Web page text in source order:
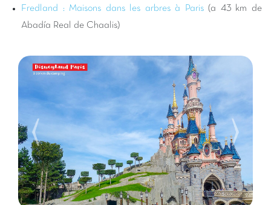
Más allá de la Abadía de Chaalis, la región alrededor de
vacaciones. Explore el
Parque Astérix
para emociones
garantizadas, o sumérjase en el mundo mágico de Disneyland
París, ambos fácilmente accesibles desde nuestros campings.
Los amantes de la naturaleza podrán disfrutar de los
numerosos bosques circundantes para paseos a pie o en
bicicleta, mientras que los apasionados de la historia podrán
visitar otros castillos y museos. Ya sea que busque aventura,
cultura o simplemente relajación, una estancia en un camping
Capfun cerca de la Abadía Real de Chaalis promete
recuerdos inolvidables para toda la familia.
Fredland : Maisons dans les arbres à Paris(a 43 km de
Abadía Real de Chaalis)